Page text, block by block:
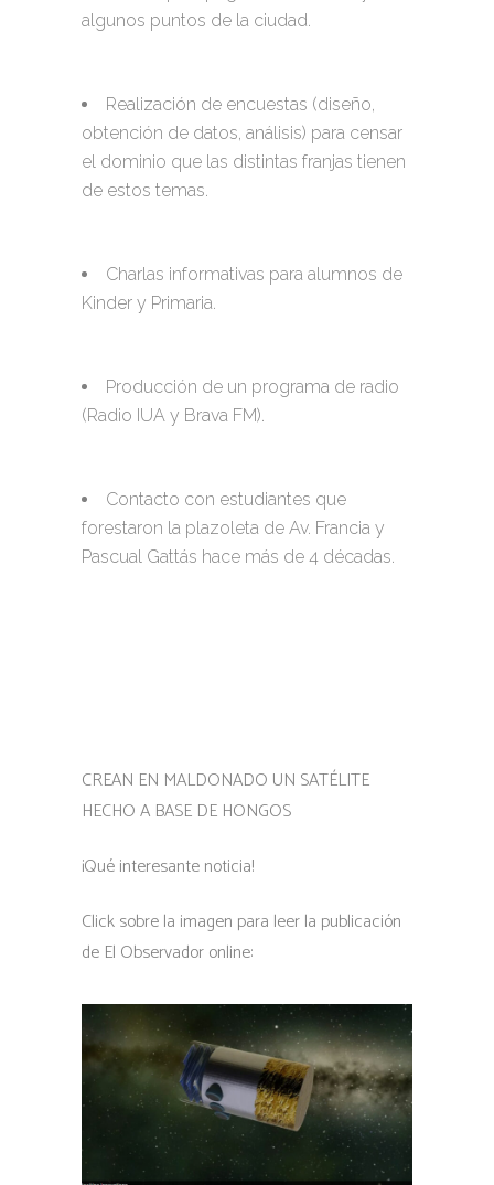
algunos puntos de la ciudad.
Realización de encuestas (diseño,
obtención de datos, análisis) para censar
el dominio que las distintas franjas tienen
de estos temas.
Charlas informativas para alumnos de
Kinder y Primaria.
Producción de un programa de radio
(Radio IUA y Brava FM).
Contacto con estudiantes que
forestaron la plazoleta de Av. Francia y
Pascual Gattás hace más de 4 décadas.
CREAN EN MALDONADO UN SATÉLITE
HECHO A BASE DE HONGOS
¡Qué interesante noticia!
Click sobre la imagen para leer la publicación
de El Observador online: